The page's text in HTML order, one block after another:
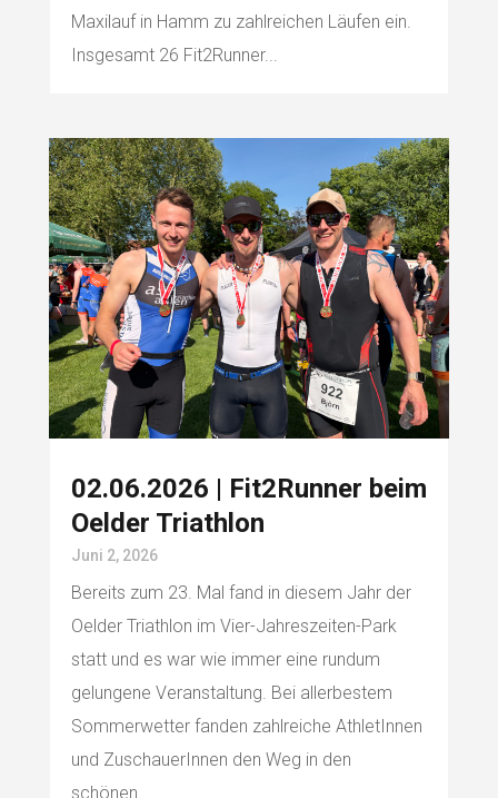
Maxilauf in Hamm zu zahlreichen Läufen ein.
Insgesamt 26 Fit2Runner...
02.06.2026 | Fit2Runner beim
Oelder Triathlon
Juni 2, 2026
Bereits zum 23. Mal fand in diesem Jahr der
Oelder Triathlon im Vier-Jahreszeiten-Park
statt und es war wie immer eine rundum
gelungene Veranstaltung. Bei allerbestem
Sommerwetter fanden zahlreiche AthletInnen
und ZuschauerInnen den Weg in den
schönen...